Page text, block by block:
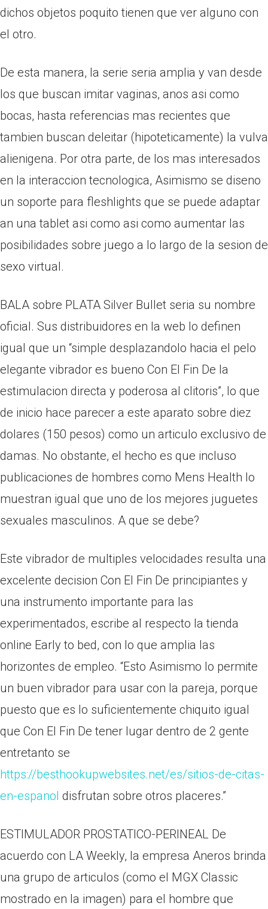
dichos objetos poquito tienen que ver alguno con
el otro.
De esta manera, la serie seri­a amplia y van desde
los que buscan imitar vaginas, anos asi­ como
bocas, hasta referencias mas recientes que
tambien buscan deleitar (hipoteticamente) la vulva
alienigena. Por otra parte, de los mas interesados
en la interaccion tecnologica, Asimismo se diseno
un soporte para fleshlights que se puede adaptar
an una tablet asi­ como asi­ como aumentar las
posibilidades sobre juego a lo largo de la sesion de
sexo virtual.
BALA sobre PLATA Silver Bullet seri­a su nombre
oficial. Sus distribuidores en la web lo definen
igual que un “simple desplazandolo hacia el pelo
elegante vibrador es bueno Con El Fin De la
estimulacion directa y poderosa al clitoris”, lo que
de inicio hace parecer a este aparato sobre diez
dolares (150 pesos) como un arti­culo exclusivo de
damas. No obstante, el hecho es que incluso
publicaciones de hombres como Mens Health lo
muestran igual que uno de los mejores juguetes
sexuales masculinos. A que se debe?
Este vibrador de multiples velocidades resulta una
excelente decision Con El Fin De principiantes y
una instrumento importante para las
experimentados, escribe al respecto la tienda
online Early to bed, con lo que amplia las
horizontes de empleo. “Esto Asimismo lo permite
un buen vibrador para usar con la pareja, porque
puesto que es lo suficientemente chiquito igual
que Con El Fin De tener lugar dentro de 2 gente
entretanto se
https://besthookupwebsites.net/es/sitios-de-citas-
en-espanol disfrutan sobre otros placeres.”
ESTIMULADOR PROSTATICO-PERINEAL De
acuerdo con LA Weekly, la empresa Aneros brinda
una grupo de articulos (como el MGX Classic
mostrado en la imagen) para el hombre que